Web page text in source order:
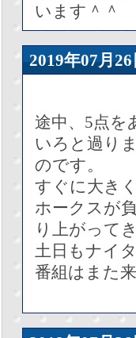
います＾＾
2019年07
途中、5点を
いろと過り
のです。
すぐに大き
ホークスが
り上がって
土日もナイ
番組はまた